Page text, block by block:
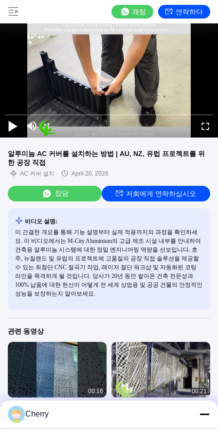
채팅 연락하다
알루미늄 AC 커버를 설치하는 방법 | AU, NZ, 유럽 프로젝트를 위
한 공장 직접
AC 커버 설치 April 20, 2026
잡담 저희에게 연락하십시오
비디오 설명:
이 간결한 개요를 통해 기능 설명부터 실제 적용까지의 과정을 확인하세
요. 이 비디오에서는 M-City Aluminium의 고급 제조 시설 내부를 안내하여
건축용 알루미늄 시스템에 대한 정밀 엔지니어링 역량을 선보입니다. 호
주, 뉴질랜드 및 유럽의 프로젝트에 고품질의 공장 직접 솔루션을 제공할
수 있는 최첨단 CNC 절곡기 작업, 레이저 절단 워크샵 및 자동화된 코팅
라인을 목격하게 될 것입니다. 당사가 20년 동안 쌓아온 건축 전문성과
100% 납품에 대한 헌신이 어떻게 전 세계 상업용 및 공공 건물의 안정적인
성능을 보장하는지 알아보세요.
관련 동영상
00:16
구멍이 뚫린 금속 정면 perforation
pattern
다른 비디오
00:21
Cherry